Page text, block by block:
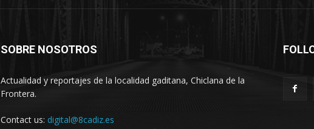
SOBRE NOSOTROS
Actualidad y reportajes de la localidad gaditana, Chiclana de la
Frontera.
Contact us: digital@8cadiz.es